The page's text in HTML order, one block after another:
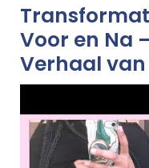
Voor en Na
Verhaal